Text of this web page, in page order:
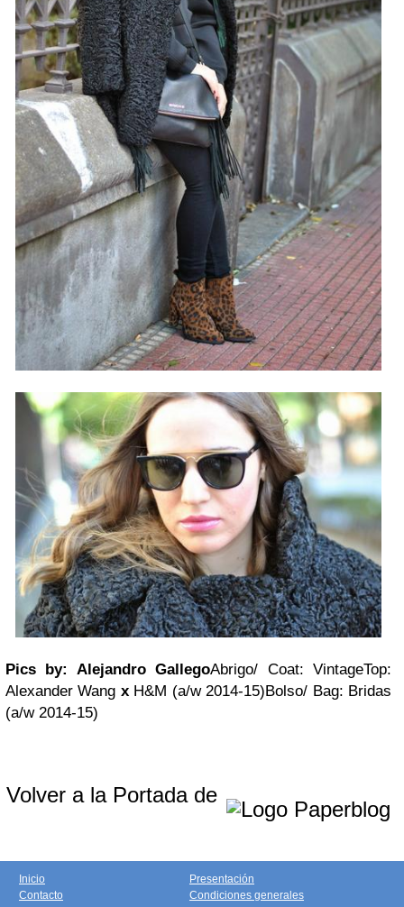
Pics by: Alejandro GallegoAbrigo/ Coat: VintageTop:
Alexander Wang xH&M (a/w 2014-15)Bolso/ Bag: Bridas
(a/w 2014-15)
Volver a la Portada de
Inicio
Contacto
Presentación
Condiciones generales